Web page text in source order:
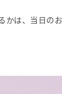
は、当日のお